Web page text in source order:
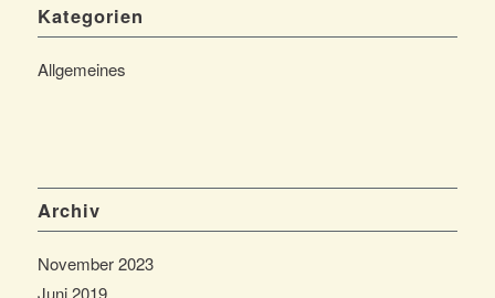
Kategorien
Allgemeines
Archiv
November 2023
Juni 2019